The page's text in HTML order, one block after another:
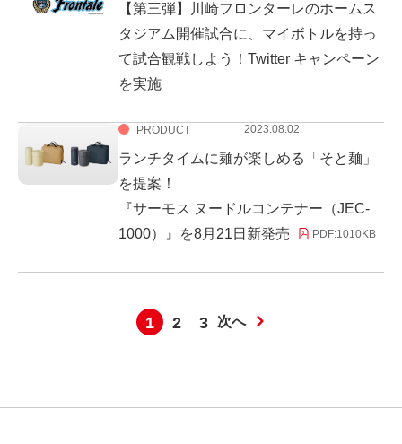
【第三弾】川崎フロンターレのホームス
タジアム開催試合に、マイボトルを持っ
て試合観戦しよう！Twitter キャンペーン
を実施
PRODUCT 2023.08.02
ランチタイムに麺が楽しめる「そと麺」
を提案！
『サーモス ヌードルコンテナー（JEC-
1000）』を8月21日新発売
PDF:1010KB
1 2 3 次へ